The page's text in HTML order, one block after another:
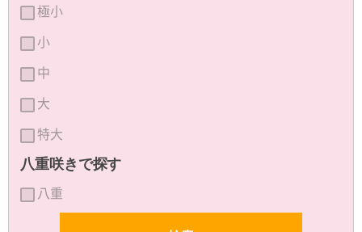
極小
小
中
大
特大
八重咲きで探す
八重